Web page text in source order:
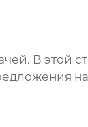
В этой